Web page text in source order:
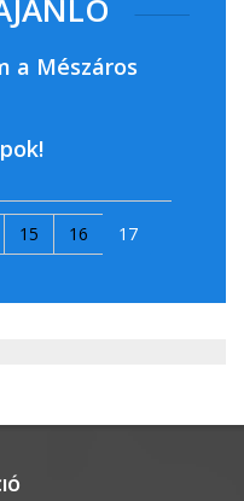
a Mészáros
15 16 17